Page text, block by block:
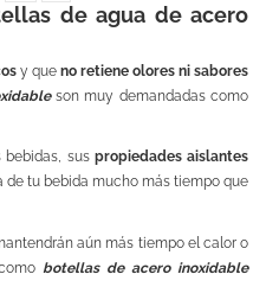
de agua de acero
y que no retiene olores ni sabores
son muy demandadas como
bebidas, sus propiedades aislantes
tu bebida mucho más tiempo que
aún más tiempo el calor o
botellas de acero inoxidable